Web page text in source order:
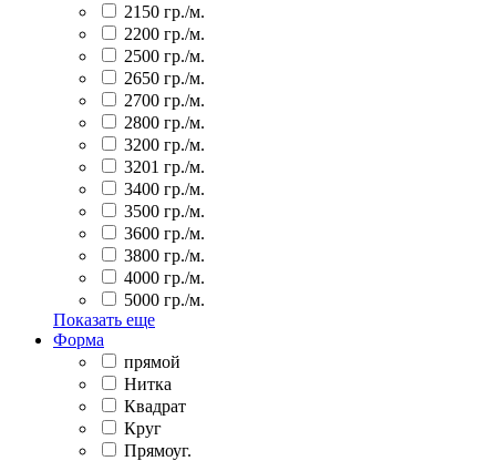
2150 гр./м.
2200 гр./м.
2500 гр./м.
2650 гр./м.
2700 гр./м.
2800 гр./м.
3200 гр./м.
3201 гр./м.
3400 гр./м.
3500 гр./м.
3600 гр./м.
3800 гр./м.
4000 гр./м.
5000 гр./м.
Показать еще
Форма
прямой
Нитка
Квадрат
Круг
Прямоуг.